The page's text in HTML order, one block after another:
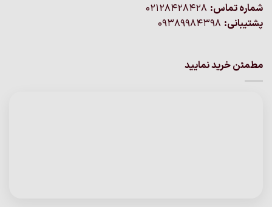
شماره تماس:
پشتیبانی:
مطمئن خرید نمایید